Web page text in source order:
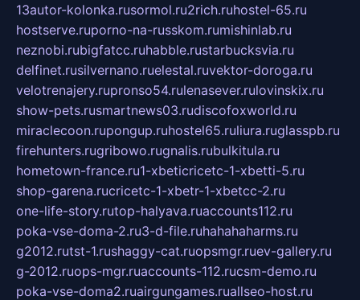
13autor-kolonka.rusormol.ru2rich.ruhostel-65.ru
hostserve.ruporno-na-russkom.rumishinlab.ru
neznobi.rubigfatcc.ruhabble.rustarbucksvia.ru
delfinet.rusilvernano.ruelestal.ruvektor-doroga.ru
velotrenajery.rupronso54.rulenasever.rulovinskix.ru
show-pets.rusmartnews03.rudiscofoxworld.ru
miraclecoon.rupongup.ruhostel65.ruliura.ruglasspb.ru
firehunters.rugribowo.rugnalis.rubulkitula.ru
hometown-france.ru1-xbeticricetc-1-xbetti-5.ru
shop-garena.rucricetc-1-xbetr-1-xbetcc-2.ru
one-life-story.rutop-halyava.ruaccounts112.ru
poka-vse-doma-2.ru3-d-file.ruhahahaharms.ru
g2012.rutst-1.rushaggy-cat.ruopsmgr.ruev-gallery.ru
g-2012.ruops-mgr.ruaccounts-112.rucsm-demo.ru
poka-vse-doma2.ruairgungames.ruallseo-host.ru